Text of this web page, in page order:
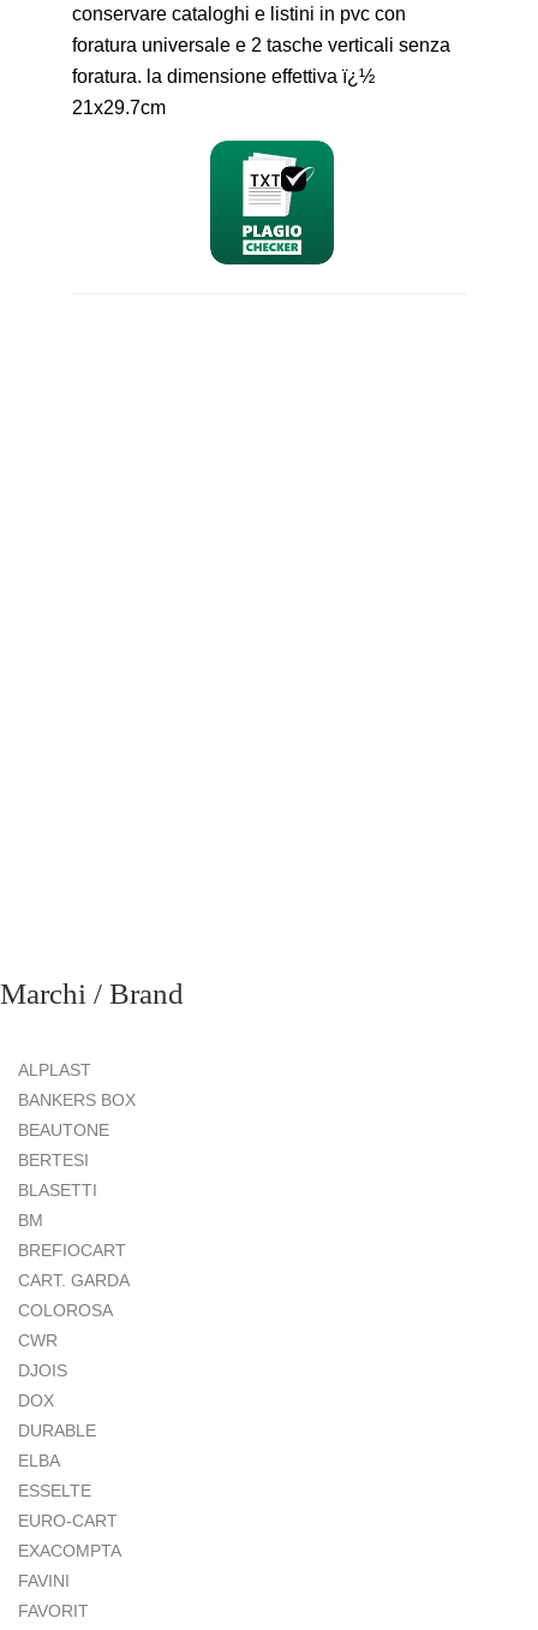
conservare cataloghi e listini in pvc con
foratura universale e 2 tasche verticali senza
foratura. la dimensione effettiva ï¿½
21x29.7cm
Marchi / Brand
ALPLAST
BANKERS BOX
BEAUTONE
BERTESI
BLASETTI
BM
BREFIOCART
CART. GARDA
COLOROSA
CWR
DJOIS
DOX
DURABLE
ELBA
ESSELTE
EURO-CART
EXACOMPTA
FAVINI
FAVORIT